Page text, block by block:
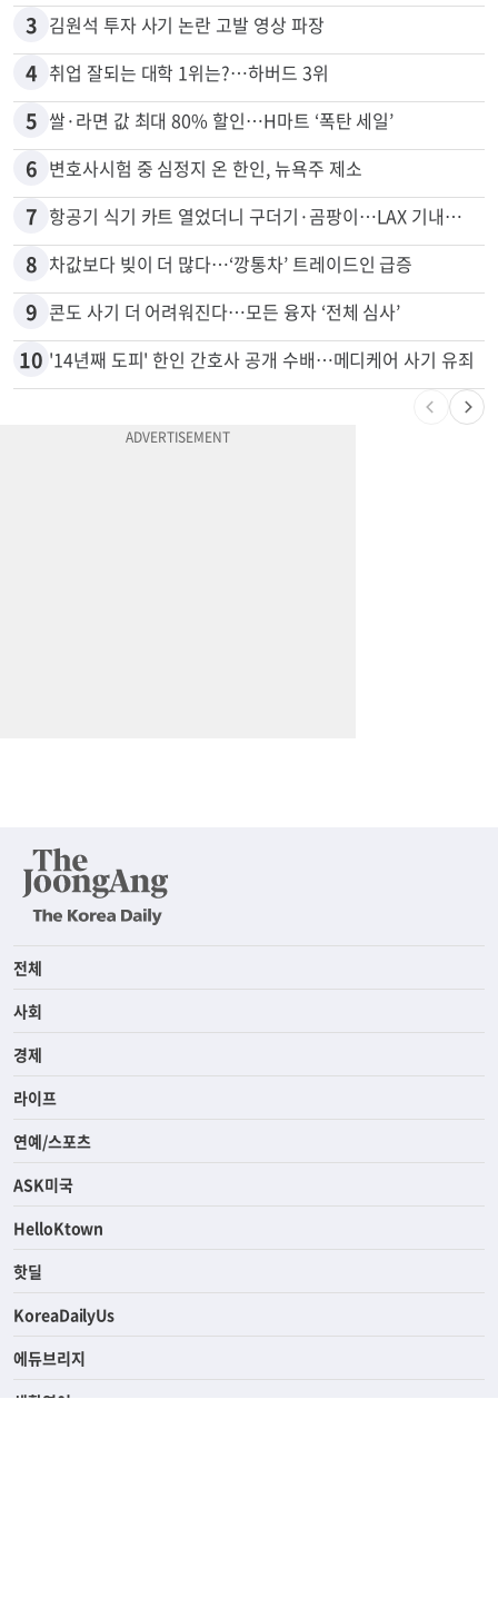
2 5주간 차 안 몰면 최대 600불 지급
3 김원석 투자 사기 논란 고발 영상 파장
4 취업 잘되는 대학 1위는?…하버드 3위
5 쌀·라면 값 최대 80% 할인…H마트 ‘폭탄 세일’
6 변호사시험 중 심정지 온 한인, 뉴욕주 제소
7
8 차값보다 빚이 더 많다…‘깡통차’ 트레이드인 급증
9 콘도 사기 더 어려워진다…모든 융자 ‘전체 심사’
'14년째 도피' 한인 간호사 공개 수배…메디케어 사기 유죄
전체
사회
경제
라이프
연예/스포츠
ASK미국
HelloKtown
핫딜
KoreaDailyUs